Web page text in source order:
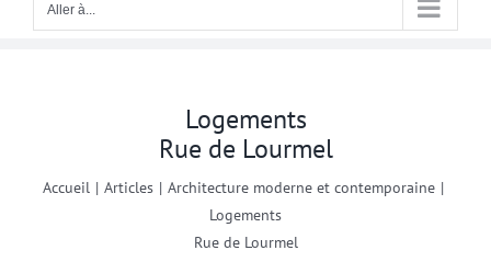
Aller à...
Logements
Rue de Lourmel
Accueil | Articles | Architecture moderne et contemporaine |
Logements
Rue de Lourmel